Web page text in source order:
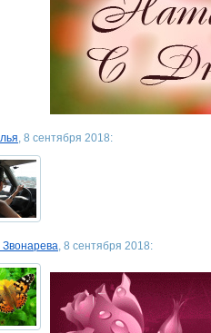
, 8 сентября 2018:
, 8 сентября 2018: